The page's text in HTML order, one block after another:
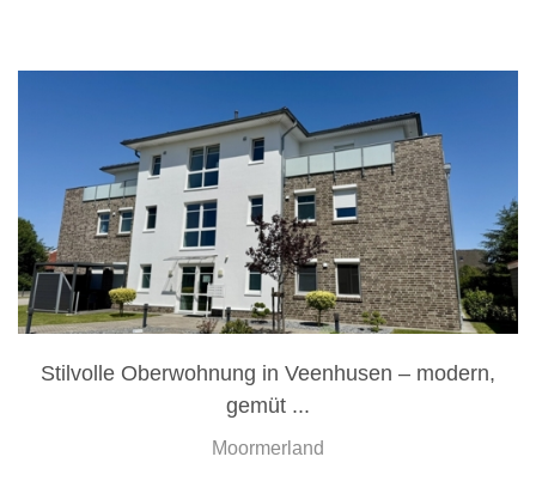
Stilvolle Oberwohnung in Veenhusen – modern,
gemüt ...
Moormerland